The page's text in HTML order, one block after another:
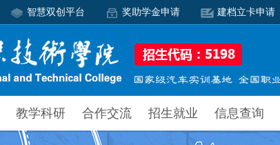
智慧双创平台 奖助学金申请 建档立卡申请
教学科研 合作交流 招生就业 信息查询